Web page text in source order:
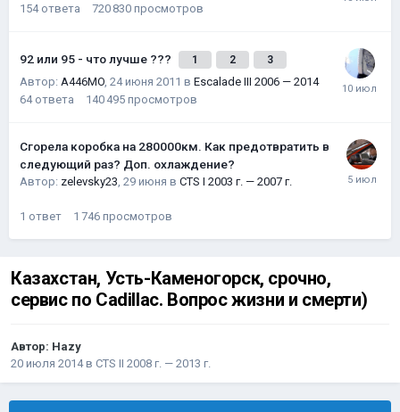
154 ответа 720 830 просмотров
92 или 95 - что лучше ??? 1 2 3
Автор: A446MO, 24 июня 2011 в Escalade III 2006 — 2014
64 ответа 140 495 просмотров
Сгорела коробка на 280000км. Как предотвратить в
следующий раз? Доп. охлаждение?
Автор: zelevsky23, 29 июня в CTS I 2003 г. — 2007 г.
1 ответ 1 746 просмотров
Казахстан, Усть-Каменогорск, срочно,
сервис по Cadillac. Вопрос жизни и смерти)
Автор: Hazy
20 июля 2014в CTS II 2008 г. — 2013 г.